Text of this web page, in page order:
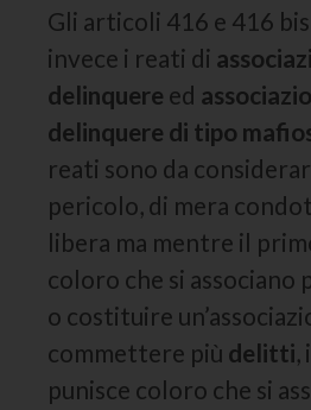
Gli articoli 416 e 416
invece i reati di
delinquere ed
delinquere di tipo
reati sono da
pericolo, di mera
libera ma mentre il
coloro che si associano
o costituire
commettere più delitti,
punisce coloro che si